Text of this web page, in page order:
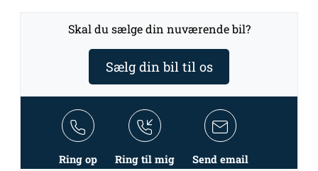
Skal du sælge din nuværende bil?
Sælg din bil til os
Ring op Ring til mig Send email